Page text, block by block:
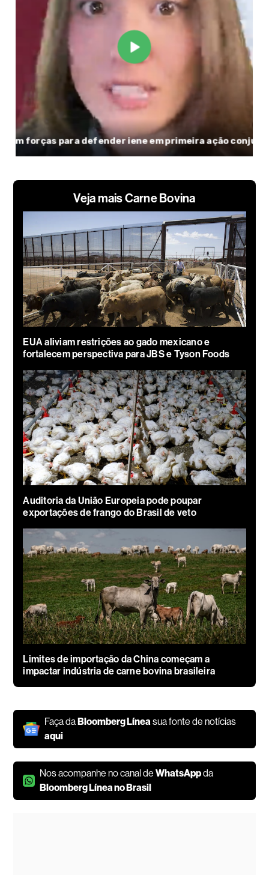
Veja mais Carne Bovina
EUA aliviam restrições ao gado mexicano e
fortalecem perspectiva para JBS e Tyson Foods
Auditoria da União Europeia pode poupar
exportações de frango do Brasil de veto
Limites de importação da China começam a
impactar indústria de carne bovina brasileira
Faça daBloomberg Línea sua fonte de notícias
aqui
Nos acompanhe no canal deWhatsAppda
Bloomberg Línea no Brasil